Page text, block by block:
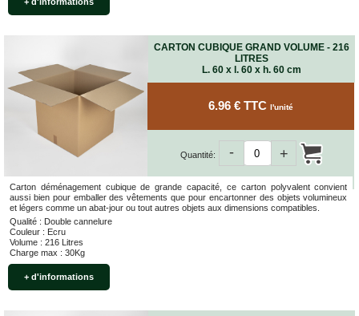
CARTON CUBIQUE GRAND VOLUME - 216
LITRES
L. 60 x l. 60 x h. 60 cm
Carton déménagement cubique de grande capacité, ce carton polyvalent convient
aussi bien pour emballer des vêtements que pour encartonner des objets volumineux
et légers comme un abat-jour ou tout autres objets aux dimensions compatibles.
Qualité : Double cannelure
Couleur : Ecru
Volume : 216 Litres
Charge max : 30Kg
+ d'informations
6.96 € TTC l'unité
Quantité: +
-